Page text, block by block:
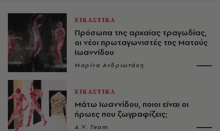
ΕΙΚΑΣΤΙΚΑ
Πρόσωπα της αρχαίας τραγωδίας,
οι νέοι πρωταγωνιστές της Ματούς
Ιωαννίδου
Μαρίνα Ανδριωτάκη
ΕΙΚΑΣΤΙΚΑ
Μάτω Ιωαννίδου, ποιοι είναι οι
ήρωες που ζωγραφίζεις;
A.V. Team